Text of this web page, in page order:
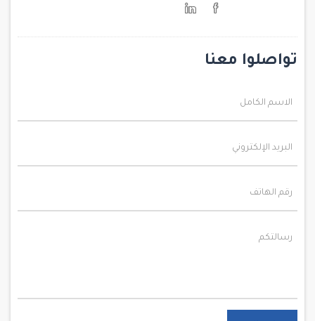
تواصلوا معنا